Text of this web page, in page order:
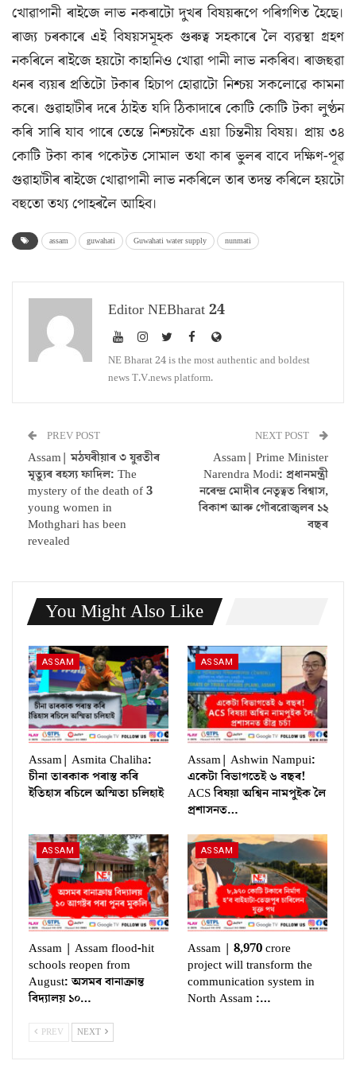
খোৱাপানী ৰাইজে লাভ নকৰাটো দুখৰ বিষয়ৰূপে পৰিগণিত হৈছে।
ৰাজ্য চৰকাৰে এই বিষয়সমূহক গুৰুত্ব সহকাৰে লৈ ব্যৱস্থা গ্ৰহণ
নকৰিলে ৰাইজে হয়টো কাহানিও খোৱা পানী লাভ নকৰিব। ৰাজহুৱা
ধনৰ ব্যয়ৰ প্ৰতিটো টকাৰ হিচাপ হোৱাটো নিশ্চয় সকলোৱে কামনা
কৰে। গুৱাহাটীৰ দৰে ঠাইত যদি ঠিকাদাৰে কোটি কোটি টকা লুণ্ঠন
কৰি সাৰি যাব পাৰে তেন্তে নিশ্চয়কৈ এয়া চিন্তনীয় বিষয়। প্ৰায় ৩৪
কোটি টকা কাৰ পকেটত সোমাল তথা কাৰ ভুলৰ বাবে দক্ষিণ-পূৱ
গুৱাহাটীৰ ৰাইজে খোৱাপানী লাভ নকৰিলে তাৰ তদন্ত কৰিলে হয়টো
বহুতো তথ্য পোহৰলৈ আহিব।
assam guwahati Guwahati water supply nunmati
Editor NEBharat 24
NE Bharat 24 is the most authentic and boldest
news T.V.news platform.
PREV POST
Assam| মঠঘৰীয়াৰ ৩ যুৱতীৰ
মৃত্যুৰ ৰহস্য ফাদিল: The
mystery of the death of 3
young women in
Mothghari has been
revealed
NEXT POST
Assam| Prime Minister
Narendra Modi: প্রধানমন্ত্রী
নৰেন্দ্ৰ মোদীৰ নেতৃত্বত বিশ্বাস,
বিকাশ আৰু গৌৰৱোজ্বলৰ ১২
বছৰ
You Might Also Like
ASSAM
Assam| Asmita Chaliha:
চীনা তাৰকাক পৰাস্ত কৰি
ইতিহাস ৰচিলে অস্মিতা চলিহাই
ASSAM
Assam| Ashwin Nampui:
একেটা বিভাগতেই ৬ বছৰ!
ACS বিষয়া অশ্বিন নামপুইক লৈ
প্ৰশাসনত…
ASSAM
Assam | Assam flood-hit
schools reopen from
August: অসমৰ বানাক্ৰান্ত
বিদ্যালয় ১০…
ASSAM
Assam | 8,970 crore
project will transform the
communication system in
North Assam :…
PREV NEXT